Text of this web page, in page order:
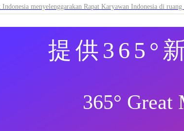
menyelenggarakan Rapat Karyawan Indonesia di ruang
提供365°
365° Great